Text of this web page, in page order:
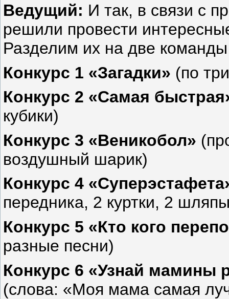
Ведущий: И так, в связи с
решили провести
Разделим их на две
Конкурс 1 «Загадки» (по
Конкурс 2 «Самая
кубики)
Конкурс 3 «Веникобол»
воздушный шарик)
Конкурс 4
передника, 2 куртки, 2
Конкурс 5 «Кто кого
разные песни)
Конкурс 6 «Узнай мамины
(слова: «Моя мама самая